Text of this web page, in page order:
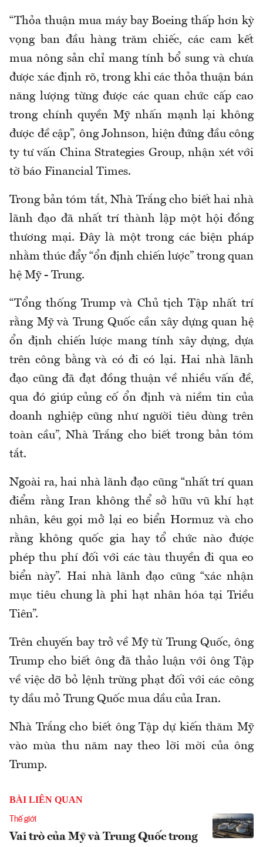
“Thỏa thuận mua máy bay Boeing thấp hơn kỳ
vọng ban đầu hàng trăm chiếc, các cam kết
mua nông sản chỉ mang tính bổ sung và chưa
được xác định rõ, trong khi các thỏa thuận bán
năng lượng từng được các quan chức cấp cao
trong chính quyền Mỹ nhấn mạnh lại không
được đề cập”, ông Johnson, hiện đứng đầu công
ty tư vấn China Strategies Group, nhận xét với
tờ báo Financial Times.
Trong bản tóm tắt, Nhà Trắng cho biết hai nhà
lãnh đạo đã nhất trí thành lập một hội đồng
thương mại. Đây là một trong các biện pháp
nhằm thúc đẩy “ổn định chiến lược” trong quan
hệ Mỹ - Trung.
“Tổng thống Trump và Chủ tịch Tập nhất trí
rằng Mỹ và Trung Quốc cần xây dựng quan hệ
ổn định chiến lược mang tính xây dựng, dựa
trên công bằng và có đi có lại. Hai nhà lãnh
đạo cũng đã đạt đồng thuận về nhiều vấn đề,
qua đó giúp củng cố ổn định và niềm tin của
doanh nghiệp cũng như người tiêu dùng trên
toàn cầu”, Nhà Trắng cho biết trong bản tóm
tắt.
Ngoài ra, hai nhà lãnh đạo cũng “nhất trí quan
điểm rằng Iran không thể sở hữu vũ khí hạt
nhân, kêu gọi mở lại eo biển Hormuz và cho
rằng không quốc gia hay tổ chức nào được
phép thu phí đối với các tàu thuyền đi qua eo
biển này”. Hai nhà lãnh đạo cũng “xác nhận
mục tiêu chung là phi hạt nhân hóa tại Triều
Tiên”.
Trên chuyến bay trở về Mỹ từ Trung Quốc, ông
Trump cho biết ông đã thảo luận với ông Tập
về việc dỡ bỏ lệnh trừng phạt đối với các công
ty dầu mỏ Trung Quốc mua dầu của Iran.
Nhà Trắng cho biết ông Tập dự kiến thăm Mỹ
vào mùa thu năm nay theo lời mời của ông
Trump.
BÀI LIÊN QUAN
Thế giới
Vai trò của Mỹ và Trung Quốc trong